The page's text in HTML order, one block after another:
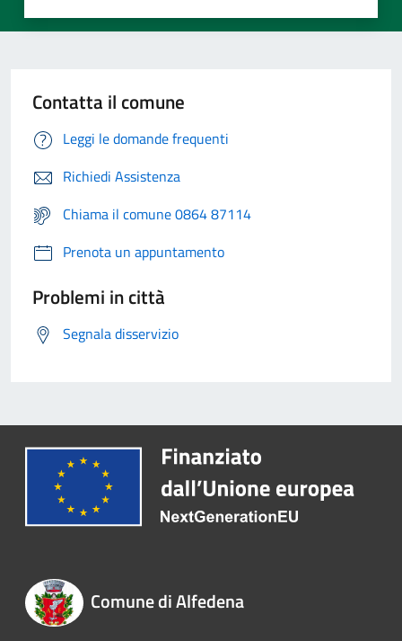
Contatta il comune
Leggi le domande frequenti
Richiedi Assistenza
Chiama il comune 0864 87114
Prenota un appuntamento
Problemi in città
Segnala disservizio
Comune di Alfedena